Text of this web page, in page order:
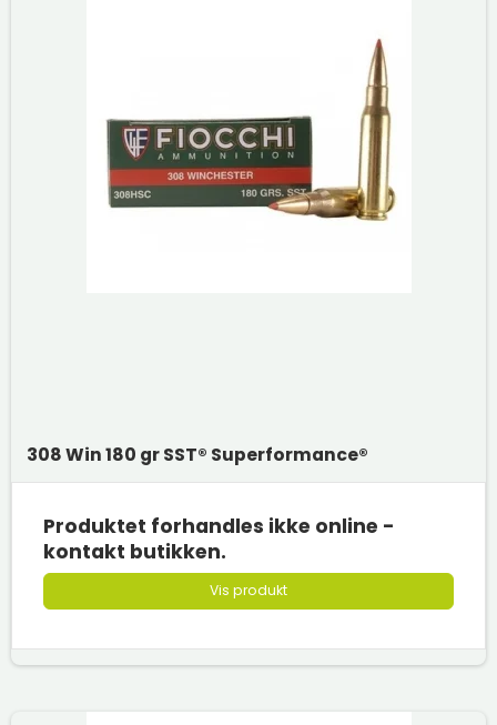
308 Win 180 gr SST® Superformance®
Produktet forhandles ikke online -
kontakt butikken.
Vis produkt